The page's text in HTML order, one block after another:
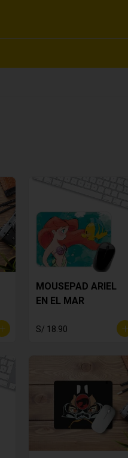
MOUSEPAD ARIEL
EN EL MAR
S/ 18.90